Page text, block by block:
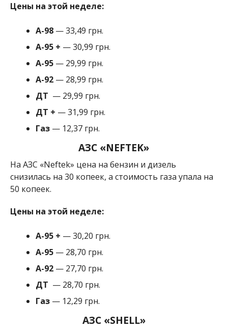
Цены на этой неделе:
А-98 — 33,49 грн.
А-95 + — 30,99 грн.
A-95— 29,99 грн.
A-92— 28,99 грн.
ДТ — 29,99 грн.
ДТ + — 31,99 грн.
Газ— 12,37 грн.
АЗС «NEFTEK»
На АЗС «Neftek» цена на бензин и дизель
снизилась на 30 копеек, а стоимость газа упала на
50 копеек.
Цены на этой неделе:
А-95 + — 30,20 грн.
A-95— 28,70 грн.
A-92— 27,70 грн.
ДТ — 28,70 грн.
Газ— 12,29 грн.
АЗС «SHELL»